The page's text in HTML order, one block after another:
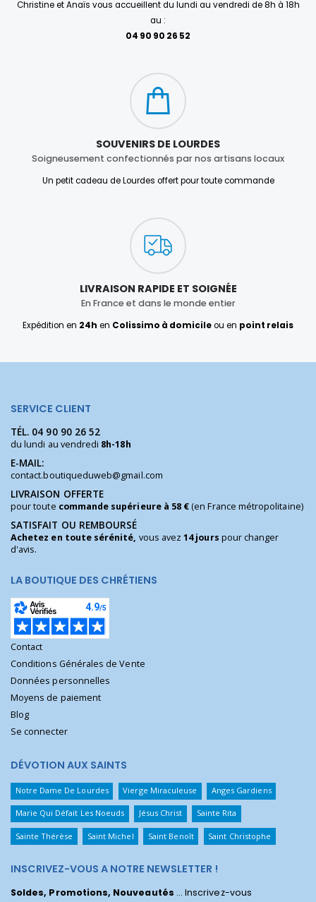
Christine et Anaïs vous accueillent du lundi au vendredi de 8h à 18h
au :
04 90 90 26 52
SOUVENIRS DE LOURDES
Soigneusement confectionnés par nos artisans locaux
Un petit cadeau de Lourdes offert pour toute commande
LIVRAISON RAPIDE ET SOIGNÉE
En France et dans le monde entier
Expédition en 24h en Colissimo à domicileou en point relais
SERVICE CLIENT
TÉL. 04 90 90 26 52
du lundi au vendredi 8h-18h
E-MAIL:
contact.boutiqueduweb@gmail.com
LIVRAISON OFFERTE
pour toute commande supérieure à 58 €(en France métropolitaine)
SATISFAIT OU REMBOURSÉ
Achetez en toute sérénité, vous avez14 jours pour changer
d'avis.
LA BOUTIQUE DES CHRÉTIENS
Contact
Conditions Générales de Vente
Données personnelles
Moyens de paiement
Blog
Se connecter
DÉVOTION AUX SAINTS
Notre Dame De Lourdes Vierge Miraculeuse Anges Gardiens
Marie Qui Défait Les Noeuds Jésus Christ Sainte Rita
Sainte Thérèse Saint Michel Saint Benoît Saint Christophe
INSCRIVEZ-VOUS A NOTRE NEWSLETTER !
Soldes, Promotions, Nouveautés ... Inscrivez-vous